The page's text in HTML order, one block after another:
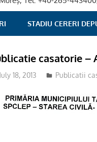
STADIU CERERI
casatorie –
July 18, 2013 Publicatii